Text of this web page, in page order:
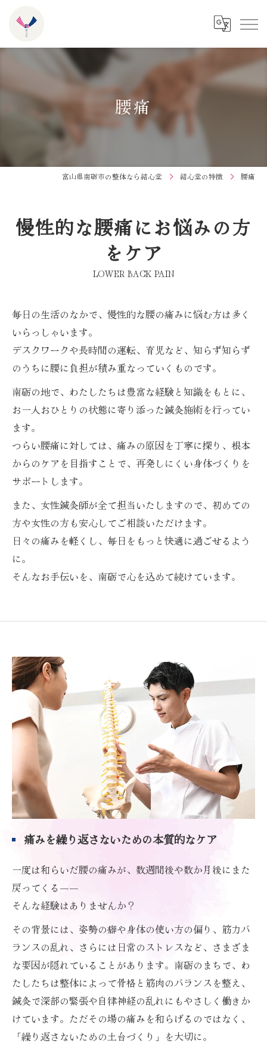
腰痛
富山県南砺市の整体なら結心堂 結心堂の特徴 腰痛
慢性的な腰痛にお悩みの方
をケア
LOWER BACK PAIN
毎日の生活のなかで、慢性的な腰の痛みに悩む方は多く
いらっしゃいます。
デスクワークや長時間の運転、育児など、知らず知らず
のうちに腰に負担が積み重なっていくものです。
南砺の地で、わたしたちは豊富な経験と知識をもとに、
お一人おひとりの状態に寄り添った鍼灸施術を行ってい
ます。
つらい腰痛に対しては、痛みの原因を丁寧に探り、根本
からのケアを目指すことで、再発しにくい身体づくりを
サポートします。
また、女性鍼灸師が全て担当いたしますので、初めての
方や女性の方も安心してご相談いただけます。
日々の痛みを軽くし、毎日をもっと快適に過ごせるよう
に。
そんなお手伝いを、南砺で心を込めて続けています。
痛みを繰り返さないための本質的なケア
一度は和らいだ腰の痛みが、数週間後や数か月後にまた
戻ってくる――
そんな経験はありませんか？
その背景には、姿勢の癖や身体の使い方の偏り、筋力バ
ランスの乱れ、さらには日常のストレスなど、さまざま
な要因が隠れていることがあります。南砺のまちで、わ
たしたちは整体によって骨格と筋肉のバランスを整え、
鍼灸で深部の緊張や自律神経の乱れにもやさしく働きか
けています。ただその場の痛みを和らげるのではなく、
「繰り返さないための土台づくり」を大切に。